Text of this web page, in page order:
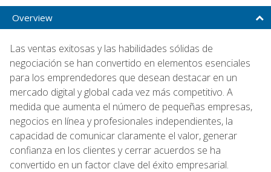
Overview
Las ventas exitosas y las habilidades sólidas de
negociación se han convertido en elementos esenciales
para los emprendedores que desean destacar en un
mercado digital y global cada vez más competitivo. A
medida que aumenta el número de pequeñas empresas,
negocios en línea y profesionales independientes, la
capacidad de comunicar claramente el valor, generar
confianza en los clientes y cerrar acuerdos se ha
convertido en un factor clave del éxito empresarial.